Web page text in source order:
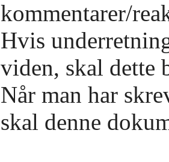
kommentarer/
Hvis
viden, skal dette
Når man har
skal denne